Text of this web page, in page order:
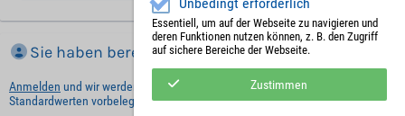
Sie haben bereits ein Konto?
Anmelden und wir werden die notwendigen Informationen mit Ihren
Standardwerten vorbelegen.
Essentiell, um auf der Webseite zu navigieren und
deren Funktionen nutzen können, z. B. den Zugriff
auf sichere Bereiche der Webseite.
Zustimmen